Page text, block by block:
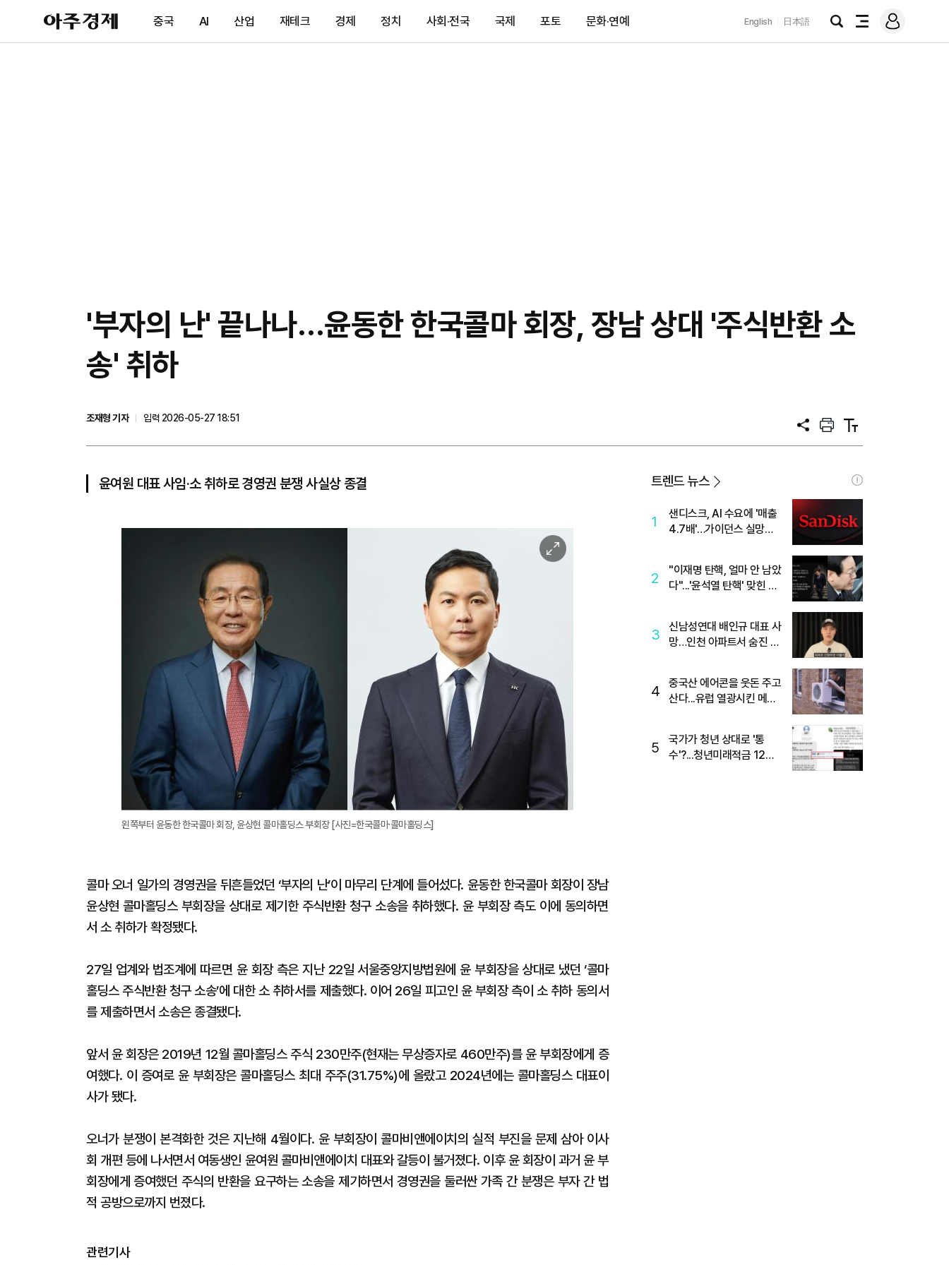
아
주
제
중국 AI 산업 재테크 경제 정치 사회·전국 국제 포토 문화·연예 English 日本語
검
전
메
그
'부자의 난' 끝나나…윤동한 한국콜마 회장, 장남 상대 '주식반환 소
송' 취하
조재형 기자
입력 2026-05-27 18:51
공
프
트
텍
트
윤여원 대표 사임·소 취하로 경영권 분쟁 사실상 종결
이
미
왼쪽부터 윤동한 한국콜마 회장, 윤상현 콜마홀딩스 부회장 [사진=한국콜마·콜마홀딩스]
콜마 오너 일가의 경영권을 뒤흔들었던 ‘부자의 난’이 마무리 단계에 들어섰다. 윤동한 한국콜마 회장이 장남
윤상현 콜마홀딩스 부회장을 상대로 제기한 주식반환 청구 소송을 취하했다. 윤 부회장 측도 이에 동의하면
서 소 취하가 확정됐다.
27일 업계와 법조계에 따르면 윤 회장 측은 지난 22일 서울중앙지방법원에 윤 부회장을 상대로 냈던 ‘콜마
홀딩스 주식반환 청구 소송’에 대한 소 취하서를 제출했다. 이어 26일 피고인 윤 부회장 측이 소 취하 동의서
를 제출하면서 소송은 종결됐다.
앞서 윤 회장은 2019년 12월 콜마홀딩스 주식 230만주(현재는 무상증자로 460만주)를 윤 부회장에게 증
여했다. 이 증여로 윤 부회장은 콜마홀딩스 최대 주주(31.75%)에 올랐고 2024년에는 콜마홀딩스 대표이
사가 됐다.
오너가 분쟁이 본격화한 것은 지난해 4월이다. 윤 부회장이 콜마비앤에이치의 실적 부진을 문제 삼아 이사
회 개편 등에 나서면서 여동생인 윤여원 콜마비앤에이치 대표와 갈등이 불거졌다. 이후 윤 회장이 과거 윤 부
회장에게 증여했던 주식의 반환을 요구하는 소송을 제기하면서 경영권을 둘러싼 가족 간 분쟁은 부자 간 법
적 공방으로까지 번졌다.
관련기사
트렌드 뉴스
1
샌디스크, AI 수요에 '매출
4.7배'…가이던스 실망에
2
"이재명 탄핵, 얼마 안 남았
다"...'윤석열 탄핵' 맞힌 무
3
신남성연대 배인규 대표 사
망…인천 아파트서 숨진 채
4
중국산 에어콘을 웃돈 주고
산다...유럽 열광시킨 메이
5
국가가 청년 상대로 '통
수'?...청년미래적금 12%